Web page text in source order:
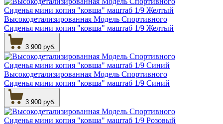
Высокодетализированная Модель Спортивного
Сиденья мини копия "ковша" маштаб 1/9 Желтый
3 900 руб.
Высокодетализированная Модель Спортивного
Сиденья мини копия "ковша" маштаб 1/9 Синий
3 900 руб.